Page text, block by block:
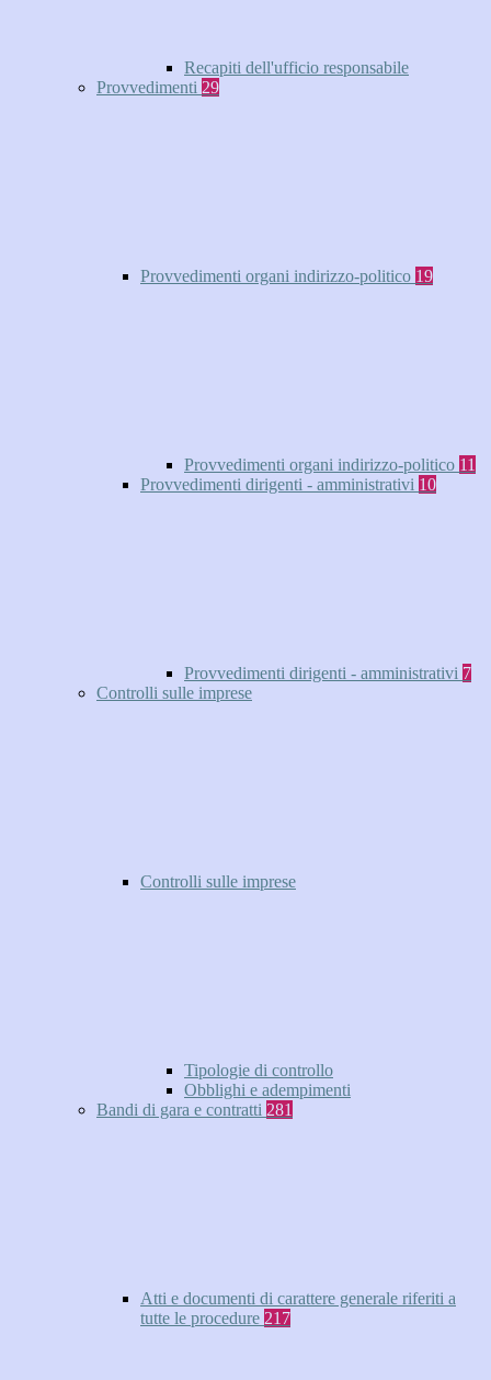
Recapiti dell'ufficio responsabile
Provvedimenti 29
Provvedimenti organi indirizzo-politico 19
Provvedimenti organi indirizzo-politico 11
Provvedimenti dirigenti - amministrativi 10
Provvedimenti dirigenti - amministrativi 7
Controlli sulle imprese
Controlli sulle imprese
Tipologie di controllo
Obblighi e adempimenti
Bandi di gara e contratti 281
Atti e documenti di carattere generale riferiti a
tutte le procedure 217